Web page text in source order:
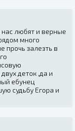
любят и верные
много
прочь залезть в
деток ,да и
ебунец
судьбу Егора и